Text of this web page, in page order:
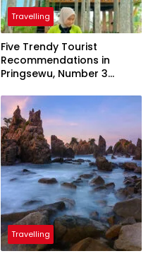
Travelling
Five Trendy Tourist
Recommendations in
Pringsewu, Number 3
President
Travelling